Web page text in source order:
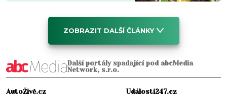
ZOBRAZIT DALŠÍ ČLÁNKY
Další portály spadající pod abcMedia
Network, s.r.o.
AutoŽivě.cz
Události247.cz